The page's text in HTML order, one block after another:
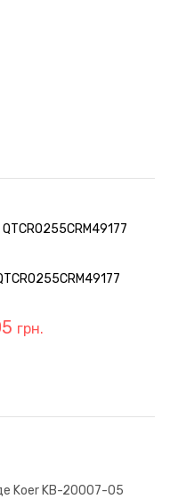
грн.
Koer KB-20007-05